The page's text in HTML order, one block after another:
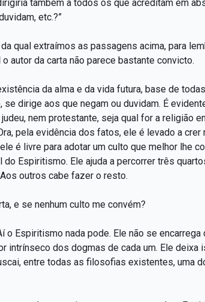
também a todos os que acreditam em
etc.?”
qual extraímos as passagens acima, para
autor da carta não parece bastante convicto.
da alma e da vida futura, base de
dirige aos que negam ou duvidam. É
nem protestante, seja qual for a religião
pela evidência dos fatos, ele é levado a crer
é livre para adotar um culto que melhor lhe
Espiritismo. Ele ajuda a percorrer três
outros cabe fazer o resto.
e se nenhum culto me convém?
o Espiritismo nada pode. Ele não se
intrínseco dos dogmas de cada um. Ele deixa
entre todas as filosofias existentes, uma